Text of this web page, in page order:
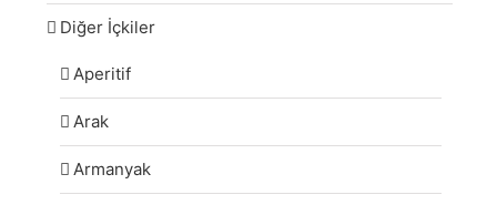
Diğer İçkiler
Aperitif
Arak
Armanyak